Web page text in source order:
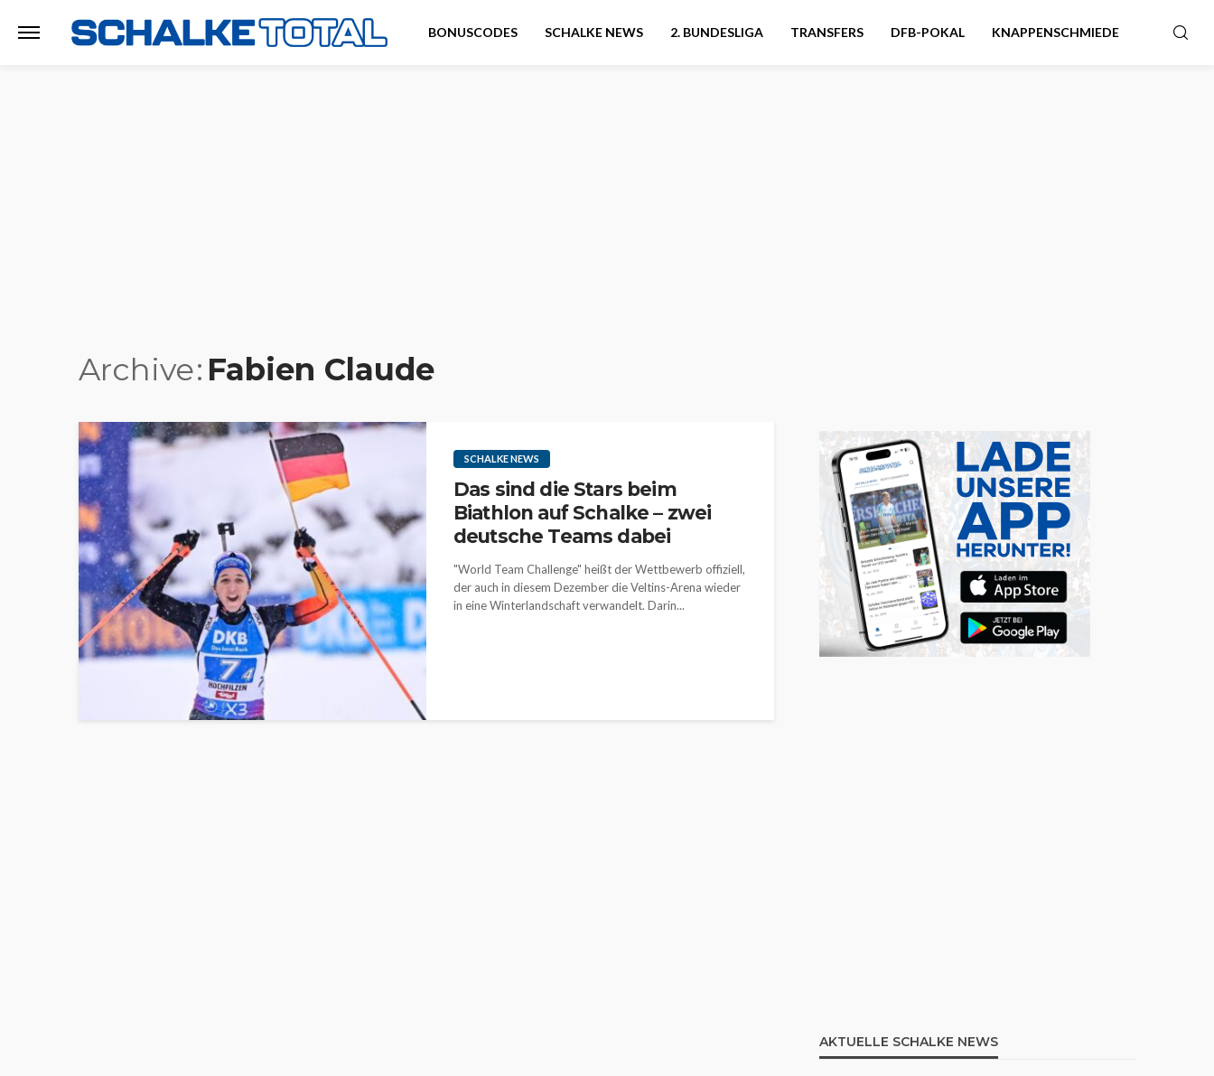
BONUSCODES SCHALKE NEWS 2. BUNDESLIGA TRANSFERS DFB-POKAL KNAPPENSCHMIEDE
Archive Fabien Claude
SCHALKE NEWS
Das sind die Stars beim
Biathlon auf Schalke – zwei
deutsche Teams dabei
"World Team Challenge" heißt der Wettbewerb offiziell,
der auch in diesem Dezember die Veltins-Arena wieder
in eine Winterlandschaft verwandelt. Darin...
AKTUELLE SCHALKE NEWS